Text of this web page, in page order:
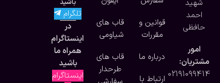
شهید
احمد
حافظی
امور
مشتریان:
02191099414
قوانین و
مقررات
درباره ما
ارتباط با
قاب های
شیاومی
قاب های
طرحدار
باشید
تلگرام
در
اینستاگرام
همراه ما
باشید
اینستاگرام